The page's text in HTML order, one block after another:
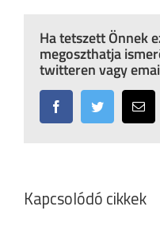
Ha tetszett Önnek
megoszthatja
twitteren vagy
FacebookTwitter
Kapcsolódó cikkek